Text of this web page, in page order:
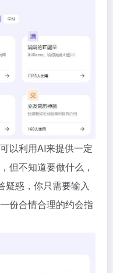
以利用AI来提供一定
但不知道要做什么，
疑惑，你只需要输入
份合情合理的约会指